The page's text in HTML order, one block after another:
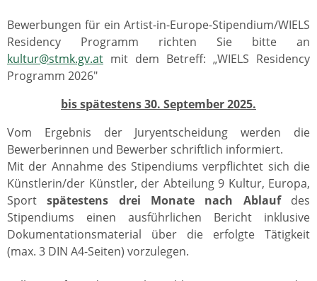
Bewerbungen für ein Artist-in-Europe-Stipendium/WIELS
Residency Programm richten Sie bitte an
kultur@stmk.gv.at mit dem Betreff: „WIELS Residency
Programm 2026"
bis spätestens 30. September 2025.
Vom Ergebnis der Juryentscheidung werden die
Bewerberinnen und Bewerber schriftlich informiert.
Mit der Annahme des Stipendiums verpflichtet sich die
Künstlerin/der Künstler, der Abteilung 9 Kultur, Europa,
Sportspätestens drei Monate nach Ablaufdes
Stipendiums einen ausführlichen Bericht inklusive
Dokumentationsmaterial über die erfolgte Tätigkeit
(max. 3 DIN A4-Seiten) vorzulegen.